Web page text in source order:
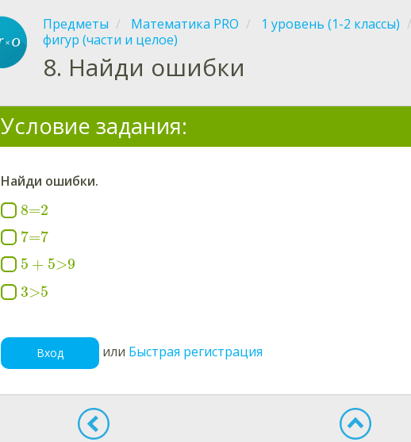
Предметы Математика PRO 1 уровень (1-2 классы)
фигур (части и целое)
8. Найди ошибки
Условие задания:
Найди ошибки.
8=2
7=7
5 + 5>9
3>5
Вход или Быстрая регистрация